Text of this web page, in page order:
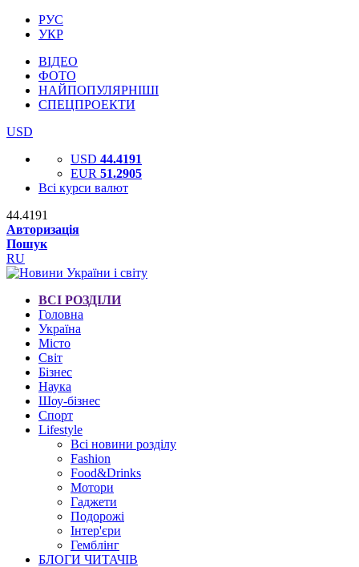
РУС
УКР
ВІДЕО
ФОТО
НАЙПОПУЛЯРНІШІ
СПЕЦПРОЕКТИ
USD
USD 44.4191
EUR 51.2905
Всі курси валют
44.4191
Авторизація
Пошук
RU
ВСІ РОЗДІЛИ
Головна
Україна
Місто
Світ
Бізнес
Наука
Шоу-бізнес
Спорт
Lifestyle
Всі новини розділу
Fashion
Food&Drinks
Мотори
Гаджети
Подорожі
Інтер'єри
Гемблінг
БЛОГИ ЧИТАЧІВ